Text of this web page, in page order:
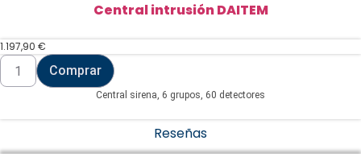
Central intrusión DAITEM
1.197,90 €
Central
intrusión
DAITEM
Comprar
Central sirena, 6 grupos, 60 detectores
Reseñas